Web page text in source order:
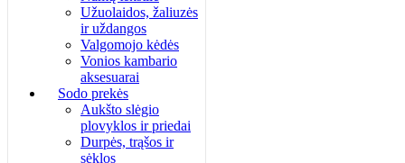
Užuolaidos, žaliuzės
ir uždangos
Valgomojo kėdės
Vonios kambario
aksesuarai
Sodo prekės
Aukšto slėgio
plovyklos ir priedai
Durpės, trąšos ir
sėklos